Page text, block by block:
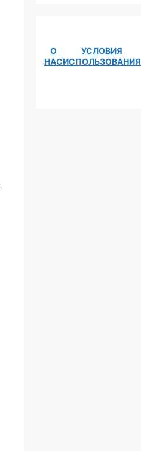
О
НАС
УСЛОВИЯ
ИСПОЛЬЗОВАНИЯ